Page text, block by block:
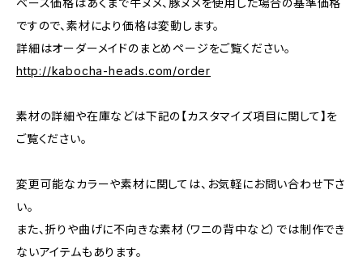
ですので、素材により価格は変動します。
詳細はオーダーメイドのまとめページをご覧ください。
http://kabocha-heads.com/order
素材の詳細や在庫などは下記の【カスタマイズ項目に関して】を
ご覧ください。
変更可能なカラーや素材に関しては、お気軽にお問い合わせ下さ
い。
また、折りや曲げに不向きな素材（ワニの背中など）では制作でき
ないアイテムもあります。